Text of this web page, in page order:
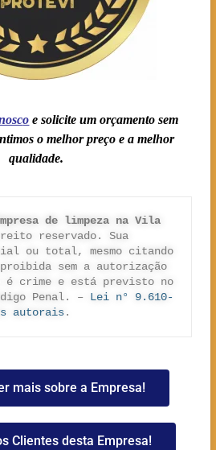
o e solicite um orçamento sem
o melhor preço e a melhor
qualidade.
de limpeza na Vila
reservado. Sua
ou total, mesmo citando
sem a autorização
é crime e está previsto no
Penal. – Lei n° 9.610-
autorais.
mais sobre a Empresa!
Clientes desta Empresa!